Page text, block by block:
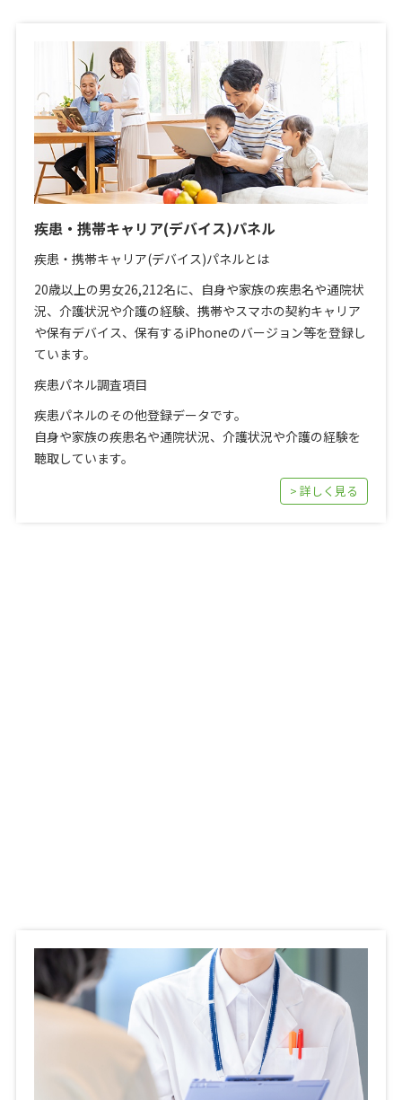
疾患・携帯キャリア(デバイス)パネル
疾患・携帯キャリア(デバイス)パネルとは
20歳以上の男女26,212名に、自身や家族の疾患名や通院状
況、介護状況や介護の経験、携帯やスマホの契約キャリア
や保有デバイス、保有するiPhoneのバージョン等を登録し
ています。
疾患パネル調査項目
疾患パネルのその他登録データです。
自身や家族の疾患名や通院状況、介護状況や介護の経験を
聴取しています。
> 詳しく見る